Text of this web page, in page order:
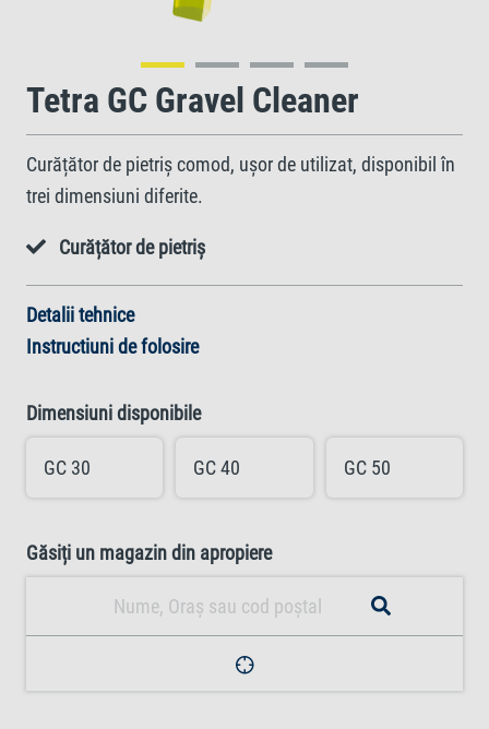
Tetra GC Gravel Cleaner
Curățător de pietriș comod, ușor de utilizat, disponibil în
trei dimensiuni diferite.
Curățător de pietriș
Detalii tehnice
Instructiuni de folosire
Dimensiuni disponibile
GC 30 GC 40 GC 50
Găsiți un magazin din apropiere